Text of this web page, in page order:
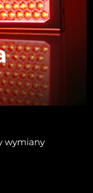
wymiany